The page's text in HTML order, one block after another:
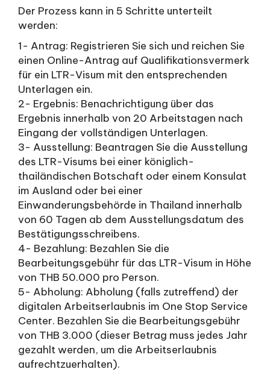
Der Prozess kann in 5 Schritte unterteilt
werden:
1- Antrag: Registrieren Sie sich und reichen Sie
einen Online-Antrag auf Qualifikationsvermerk
für ein LTR-Visum mit den entsprechenden
Unterlagen ein.
2- Ergebnis: Benachrichtigung über das
Ergebnis innerhalb von 20 Arbeitstagen nach
Eingang der vollständigen Unterlagen.
3- Ausstellung: Beantragen Sie die Ausstellung
des LTR-Visums bei einer königlich-
thailändischen Botschaft oder einem Konsulat
im Ausland oder bei einer
Einwanderungsbehörde in Thailand innerhalb
von 60 Tagen ab dem Ausstellungsdatum des
Bestätigungsschreibens.
4- Bezahlung: Bezahlen Sie die
Bearbeitungsgebühr für das LTR-Visum in Höhe
von THB 50.000 pro Person.
5- Abholung: Abholung (falls zutreffend) der
digitalen Arbeitserlaubnis im One Stop Service
Center. Bezahlen Sie die Bearbeitungsgebühr
von THB 3.000 (dieser Betrag muss jedes Jahr
gezahlt werden, um die Arbeitserlaubnis
aufrechtzuerhalten).